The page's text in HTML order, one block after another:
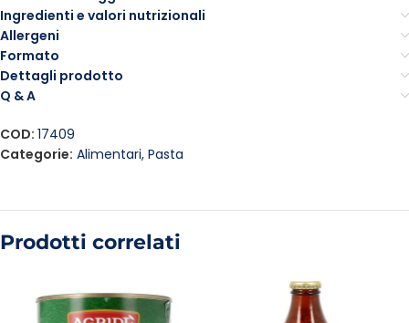
Ingredienti e valori nutrizionali
Allergeni
Formato
Dettagli prodotto
Q & A
COD: 17409
Categorie: Alimentari, Pasta
Prodotti correlati